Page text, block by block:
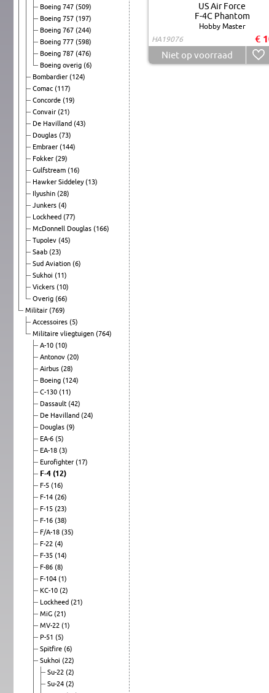
Boeing 747 (509)
Boeing 757 (197)
Boeing 767 (244)
Boeing 777 (598)
Boeing 787 (476)
Boeing overig (6)
Bombardier (124)
Comac (117)
Concorde (19)
Convair (21)
De Havilland (43)
Douglas (73)
Embraer (144)
Fokker (29)
Gulfstream (16)
Hawker Siddeley(13)
Ilyushin (28)
Junkers (4)
Lockheed (77)
McDonnell Douglas (166)
Tupolev (45)
Saab (23)
Sud Aviation (6)
Sukhoi (11)
Vickers (10)
Overig (66)
Militair (769)
Accessoires (5)
Militaire vliegtuigen (764)
A-10 (10)
Antonov (20)
Airbus (28)
Boeing (124)
C-130 (11)
Dassault (42)
De Havilland (24)
Douglas (9)
EA-6 (5)
EA-18 (3)
Eurofighter (17)
F-4 (12)
F-5 (16)
F-14 (26)
F-15 (23)
F-16 (38)
F/A-18 (35)
F-22 (4)
F-35 (14)
F-86 (8)
F-104 (1)
KC-10 (2)
Lockheed (21)
MiG (21)
MV-22 (1)
P-51 (5)
Spitfire (6)
Sukhoi (22)
Su-22 (2)
Su-24 (2)
US Air Force
F-4C Phantom
Hobby Master
HA19076
€
Niet op voorraad